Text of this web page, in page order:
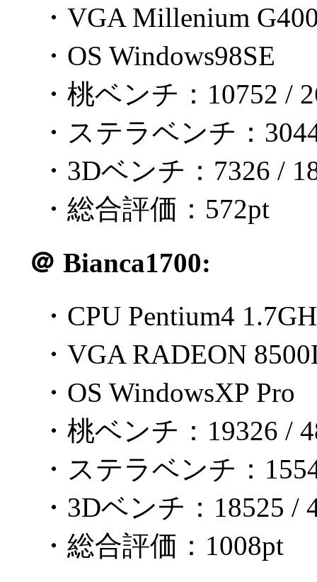
・VGA Millenium
・OS Windows98SE
・桃ベンチ：10752 /
・ステラベンチ：
・3Dベンチ：7326 /
・総合評価：572pt
＠ Bianca1700:
・CPU Pentium4
・VGA RADEON
・OS WindowsXP Pro
・桃ベンチ：19326 /
・ステラベンチ：
・3Dベンチ：18525 /
・総合評価：1008pt